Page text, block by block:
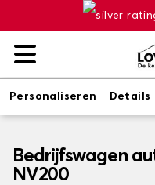
Personaliseren Details
Bedrijfswagen
NV200